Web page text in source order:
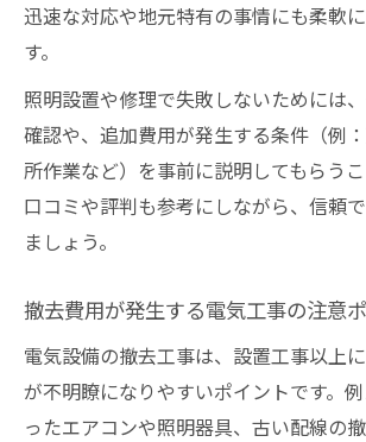
迅速な対応や地元特有の事情にも柔軟
す。
照明設置や修理で失敗しないためには
確認や、追加費用が発生する条件（例
所作業など）を事前に説明してもらうこ
口コミや評判も参考にしながら、信頼
ましょう。
撤去費用が発生する電気工事の注意
電気設備の撤去工事は、設置工事以上
が不明瞭になりやすいポイントです。
ったエアコンや照明器具、古い配線の